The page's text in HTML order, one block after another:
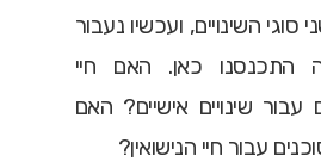
השינויים, ועכשיו נעבור
כאן. האם חיי
עבור שינויים אישיים? האם
עבור חיי הנישואין?